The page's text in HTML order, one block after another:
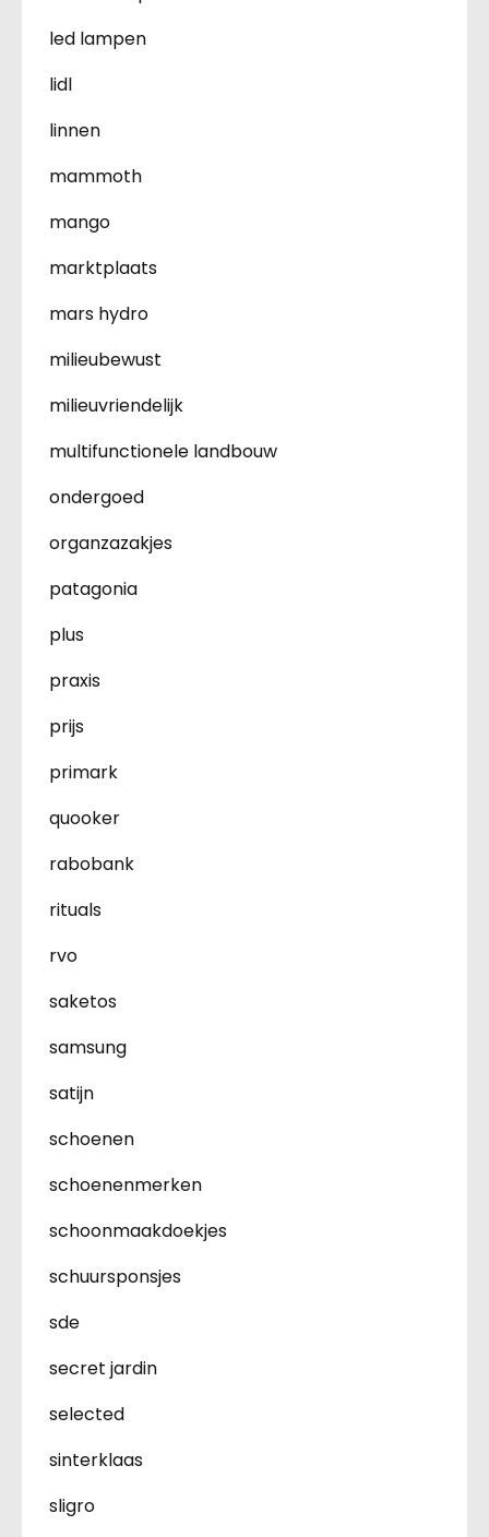
led lampen
lidl
linnen
mammoth
mango
marktplaats
mars hydro
milieubewust
milieuvriendelijk
multifunctionele landbouw
ondergoed
organzazakjes
patagonia
plus
praxis
prijs
primark
quooker
rabobank
rituals
rvo
saketos
samsung
satijn
schoenen
schoenenmerken
schoonmaakdoekjes
schuursponsjes
sde
secret jardin
selected
sinterklaas
sligro